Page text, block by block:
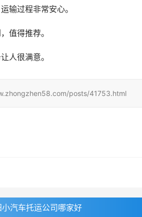
输过程非常安心。
值得推荐。
人很满意。
posts/41753.html
汽车托运公司哪家好